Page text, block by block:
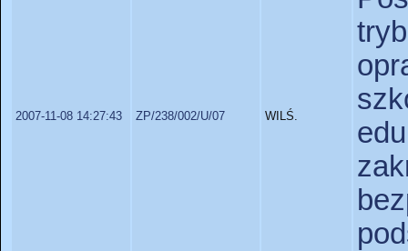
2007-11-08 14:27:43 ZP/238/002/U/07 WILŚ.